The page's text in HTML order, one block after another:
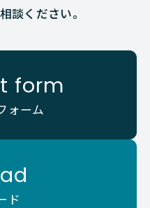
談ください。
form
ォーム
ド